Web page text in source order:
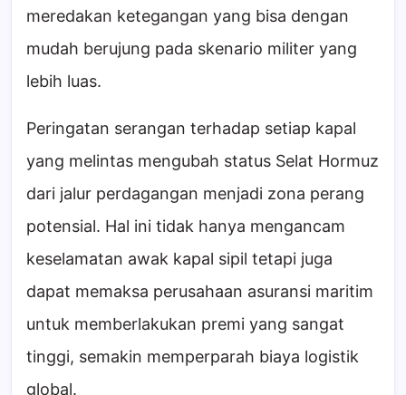
meredakan ketegangan yang bisa dengan
mudah berujung pada skenario militer yang
lebih luas.
Peringatan serangan terhadap setiap kapal
yang melintas mengubah status Selat Hormuz
dari jalur perdagangan menjadi zona perang
potensial. Hal ini tidak hanya mengancam
keselamatan awak kapal sipil tetapi juga
dapat memaksa perusahaan asuransi maritim
untuk memberlakukan premi yang sangat
tinggi, semakin memperparah biaya logistik
global.